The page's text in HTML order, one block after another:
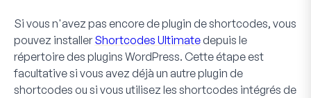
Si vous n'avez pas encore de plugin de shortcodes, vous
pouvez installer Shortcodes Ultimatedepuis le
répertoire des plugins WordPress. Cette étape est
facultative si vous avez déjà un autre plugin de
shortcodes ou si vous utilisez les shortcodes intégrés de